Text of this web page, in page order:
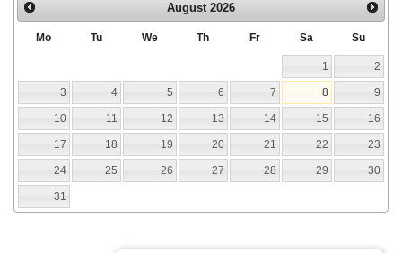
August 2026
Mo Tu We Th Fr Sa Su
1 2
3 4 5 6 7 8 9
10 11 12 13 14 15 16
17 18 19 20 21 22 23
24 25 26 27 28 29 30
31